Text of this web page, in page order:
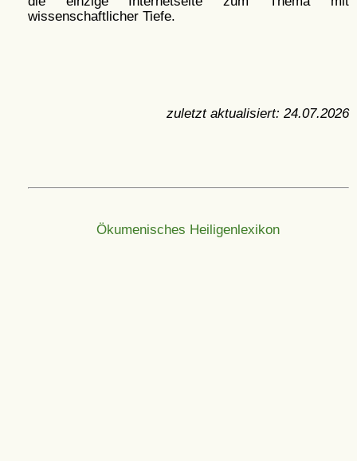
wissenschaftlicher Tiefe.
zuletzt aktualisiert: 24.07.2026
Ökumenisches Heiligenlexikon